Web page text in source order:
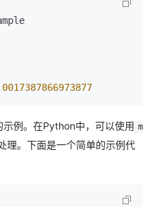
0017387866973877
例。在Python中，可以使用 m
理。下面是一个简单的示例代